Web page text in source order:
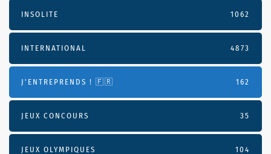
INSOLITE 1062
INTERNATIONAL 4873
J'ENTREPRENDS ! 🇫🇷 162
JEUX CONCOURS 35
JEUX OLYMPIQUES 104